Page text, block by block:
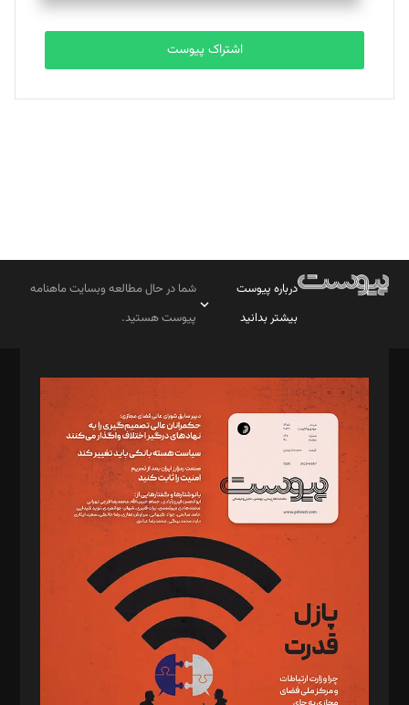
تحریریه
بابک نقاش
تحریریه
اشتراک پیوست
درباره پیوست
بیشتر بدانید
شما در حال مطالعه وبسایت ماهنامه
پیوست هستید.
مدیر مسئول: محمدباقر اثنی‌عشری
سردبیر: مهرک محمودی
دبیر تحریریه: میثم قاسمی
د‌بیر ناداستان: سمانه سمیع
د‌بیر خدمت و تجارت: ابوالفضل رجبی
د‌بیر حقوق فناوری: حسام‌الدین ایپکچی
د‌بیر پیوست جهان: مینا پاکدل
د‌بیر تحریریه آنلاین: بابک نقاش
تحریریه‌: مجتبی محمود‌ی، آرش برهمند، یسنا امان‌پور، سروش کرمیان،
مصطفی مسجدی آرانی، ابوالفضل رجبی، زهرا فکرانه، فائزه فتحی
رستمی،مصطفی باستان
ویرایش: نگار استاد‌‌آقا
طراح یونیفرم: مجید توکلی